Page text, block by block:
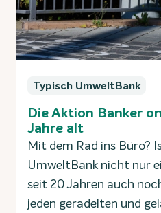
Typisch UmweltBank
Die Aktion Banker
Jahre alt
Mit dem Rad ins Büro?
UmweltBank nicht nur
seit 20 Jahren auch
jeden geradelten und